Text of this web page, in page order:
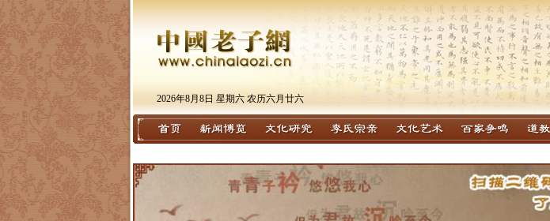
2026年8月8日 星期六 农历六月廿六